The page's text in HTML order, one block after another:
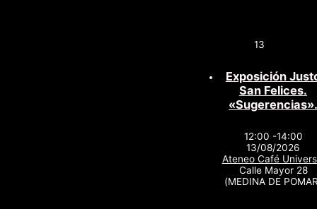
13
Exposición
San Felices.
«Sugerencias».
12:00 -14:00
13/08/2026
Ateneo Café
Calle Mayor 28
(MEDINA DE